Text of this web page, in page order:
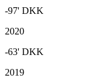
-97' DKK
2020
-63' DKK
2019